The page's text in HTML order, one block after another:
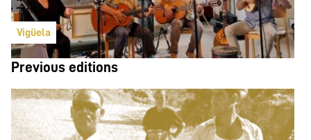
Vigüela
Previous editions